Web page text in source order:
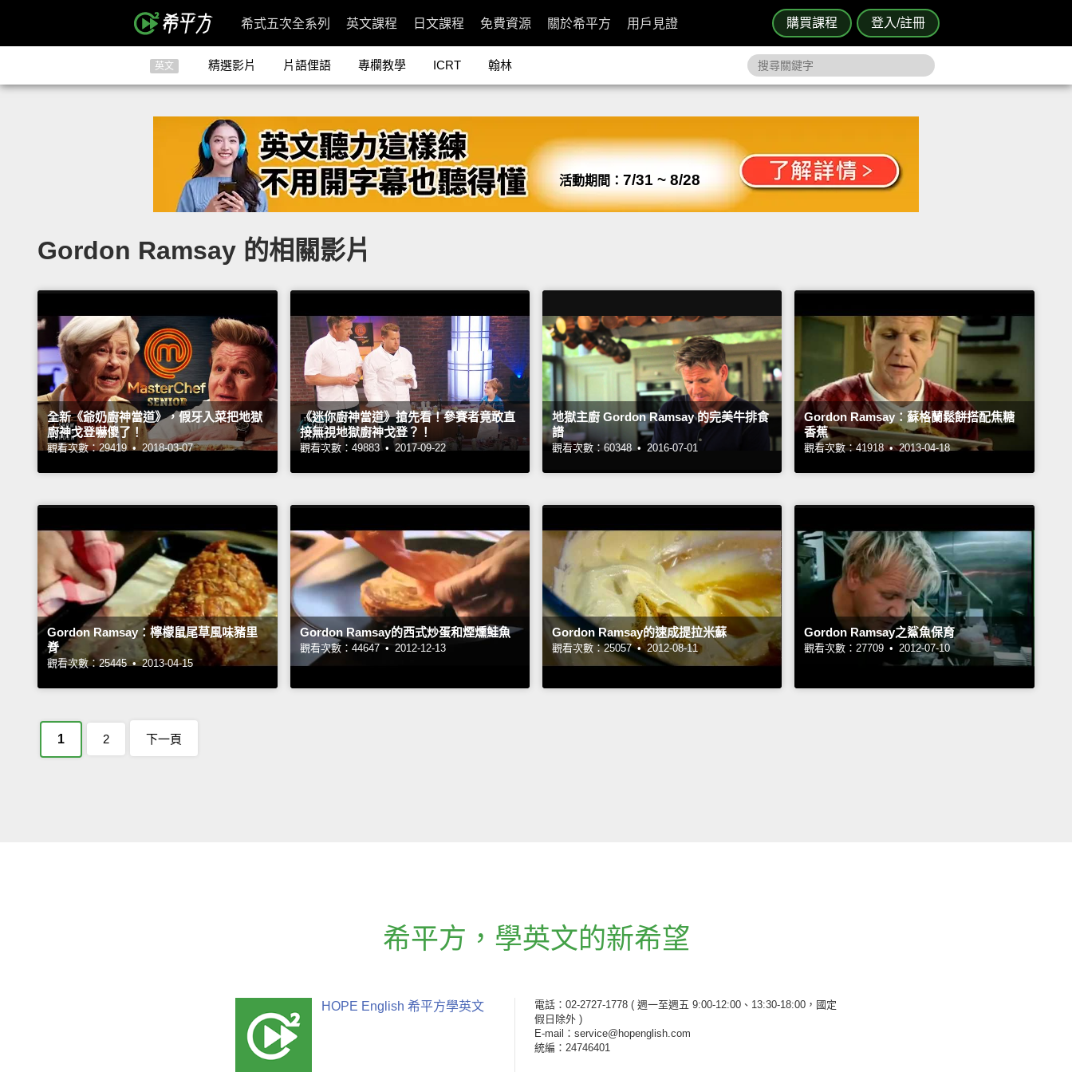
購買課程 登入/註冊
希式五次全系列 英文課程 日文課程 免費資源 關於希平方 用戶見證
英文 精選影片 片語俚語 專欄教學 ICRT 翰林
活動期間： 7/31 ~ 8/28
Gordon Ramsay 的相關影片
全新《爺奶廚神當道》，假牙入菜把地獄
廚神戈登嚇傻了！
觀看次數：29419 • 2018-03-07
《迷你廚神當道》搶先看！參賽者竟敢直
接無視地獄廚神戈登？！
觀看次數：49883 • 2017-09-22
地獄主廚 Gordon Ramsay 的完美牛排食
譜
觀看次數：60348 • 2016-07-01
Gordon Ramsay：蘇格蘭鬆餅搭配焦糖
香蕉
觀看次數：41918 • 2013-04-18
Gordon Ramsay：檸檬鼠尾草風味豬里
脊
觀看次數：25445 • 2013-04-15
Gordon Ramsay的西式炒蛋和煙燻鮭魚
觀看次數：44647 • 2012-12-13
Gordon Ramsay的速成提拉米蘇
觀看次數：25057 • 2012-08-11
Gordon Ramsay之鯊魚保育
觀看次數：27709 • 2012-07-10
1 2 下一頁
希平方 ， 學英文的新希望
HOPE English 希平方學英文 電話：02-2727-1778 ( 週一至週五 9:00-12:00、13:30-18:00，國定
假日除外 )
E-mail：service@hopenglish.com
統編：24746401